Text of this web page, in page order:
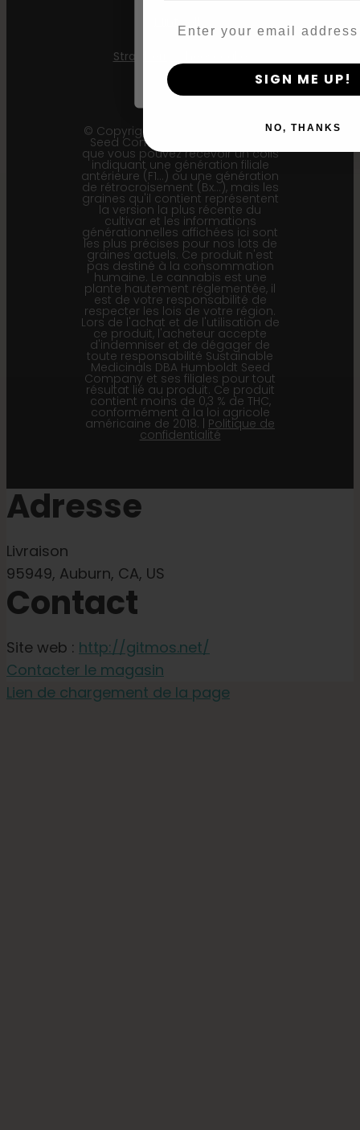
Mint Jelly
Strawberry Cheesecake
© Copyright 2011 - 2026 Humboldt
Seed Company | *Veuillez noter
que vous pouvez recevoir un colis
indiquant une génération filiale
antérieure (F1…) ou une génération
de rétrocroisement (Bx…), mais les
graines qu'il contient représentent
la version la plus récente du
cultivar et les informations
générationnelles affichées ici sont
les plus précises pour nos lots de
graines actuels. Ce produit n'est
pas destiné à la consommation
humaine. Le cannabis est une
plante hautement réglementée, il
est de votre responsabilité de
respecter les lois de votre région.
Lors de l'achat et de l'utilisation de
ce produit, l'acheteur accepte
d'indemniser et de dégager de
toute responsabilité Sustainable
Medicinals DBA Humboldt Seed
Company et ses filiales pour tout
résultat lié au produit. Ce produit
contient moins de 0,3 % de THC,
conformément à la loi agricole
américaine de 2018. | Politique de
confidentialité
Adresse
Livraison
95949, Auburn, CA, US
Contact
Site web : http://gitmos.net/
Contacter le magasin
Lien de chargement de la page
By clicking AGREE & ENTER, you
SIGN ME UP!
NO, THANKS